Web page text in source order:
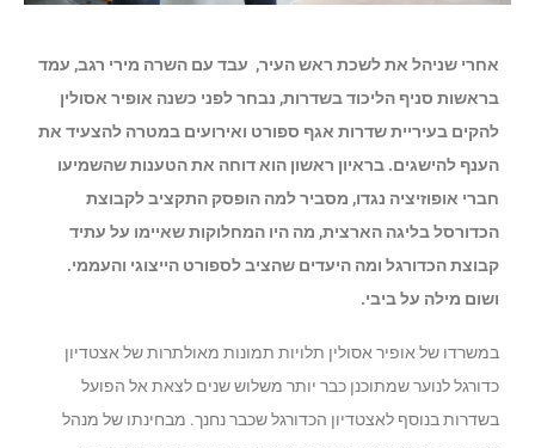
אחרי שניהל את לשכת ראש העיר, עבד עם השרה מירי רגב, עמד
בראשות סניף הליכוד בשדרות, נבחר לפני כשנה אופיר אסולין
להקים בעיריית שדרות אגף ספורט ואירועים במטרה להצעיד את
הענף להישגים. בראיון ראשון הוא דוחה את הטענות שהשמיעו
חברי אופוזיציה נגדו, מסביר למה הופסק התקציב לקבוצת
הכדורסל בליגה הארצית, מה היו המחלוקות שאיימו על עתיד
קבוצת הכדורגל ומה היעדים שהציב לספורט הייצוגי והעממי.
ושום מילה על ביבי.
במשרדו של אופיר אסולין תלויות תמונות מאולתרות של אצטדיון
כדורגל לנוער שמתוכנן כבר יותר משלוש שנים לצאת אל הפועל
בשדרות בנוסף לאצטדיון הכדורגל שכבר נחנך. מבחינתו של מנהל